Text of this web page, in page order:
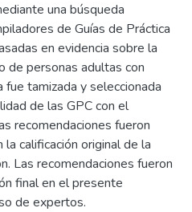
una búsqueda
de Guías de Práctica
en evidencia sobre la
de personas adultas con
tamizada y seleccionada
de las GPC con el
recomendaciones fueron
calificación original de la
Las recomendaciones fueron
final en el presente
de expertos.